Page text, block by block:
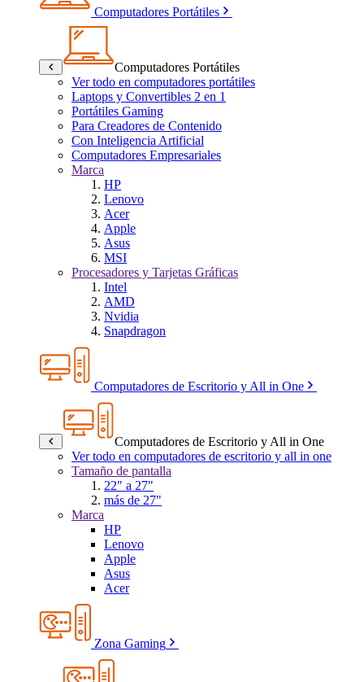
Computadores Portátiles
Computadores Portátiles
Ver todo en computadores portátiles
Laptops y Convertibles 2 en 1
Portátiles Gaming
Para Creadores de Contenido
Con Inteligencia Artificial
Computadores Empresariales
Marca
HP
Lenovo
Acer
Apple
Asus
MSI
Procesadores y Tarjetas Gráficas
Intel
AMD
Nvidia
Snapdragon
Computadores de Escritorio y All in One
Computadores de Escritorio y All in One
Ver todo en computadores de escritorio y all in one
Tamaño de pantalla
22" a 27"
más de 27"
Marca
HP
Lenovo
Apple
Asus
Acer
Zona Gaming